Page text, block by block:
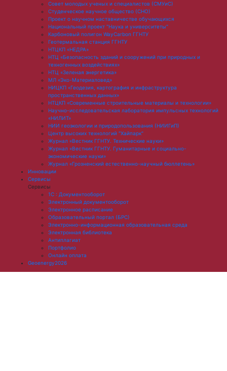
Совет молодых ученых и специалистов (СМУиС)
Студенческое научное общество (СНО)
Проект о научном наставничестве обучающихся
Национальный проект "Наука и университеты"
Карбоновый полигон WayCarbon ГГНТУ
Геотермальная станция ГГНТУ
НТЦКП «НЕДРА»
НТЦ «Безопасность зданий и сооружений при природных и
техногенных воздействиях»
НТЦ «Зеленая энергетика»
МЛ «Эко-Материаловед»
НИЦКП «Геодезия, картография и инфраструктура
пространственных данных»
НТЦКП «Современные строительные материалы и технологии»
Научно-исследовательская лаборатория импульсных технологий
«НИЛИТ»
НИИ геоэкологии и природопользования (НИИГиП)
Центр высоких технологий "Хайпарк"
Журнал «Вестник ГГНТУ. Технические науки»
Журнал «Вестник ГГНТУ. Гуманитарные и социально-
экономические науки»
Журнал «Грозненский естественно-научный бюллетень»
Инновации
Сервисы
Сервисы
1С : Документооборот
Электронный документооборот
Электронное расписание
Образовательный портал (БРС)
Электронно-информационная образовательная среда
Электронная библиотека
Антиплагиат
Портфолио
Онлайн оплата
Geoenergy2026